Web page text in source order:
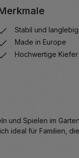
Stabil und langlebig
Made in Europe
Hochwertige Kiefer
und Spielen im
ideal für Familien,